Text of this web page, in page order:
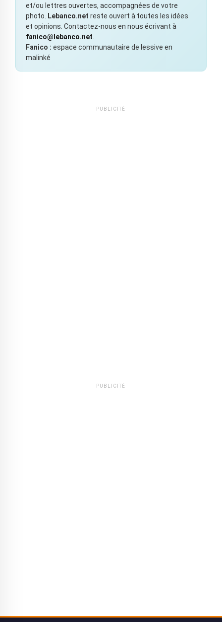
et/ou lettres ouvertes, accompagnées de votre
photo. Lebanco.net reste ouvert à toutes les idées
et opinions. Contactez-nous en nous écrivant à
fanico@lebanco.net.
Fanico : espace communautaire de lessive en
malinké
PUBLICITÉ
PUBLICITÉ